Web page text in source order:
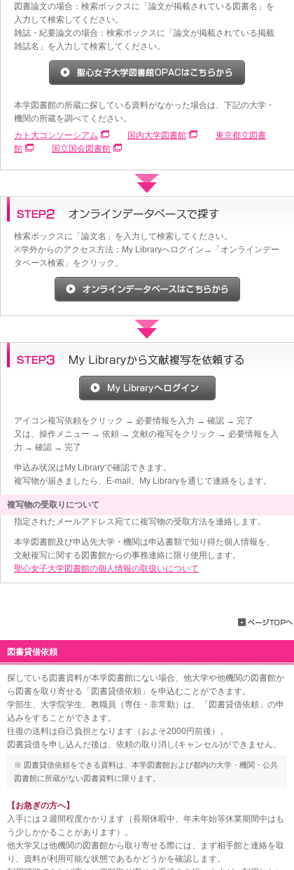
図書論文の場合：検索ボックスに「論文が掲載されている図書名」を
入力して検索してください。
雑誌・紀要論文の場合：検索ボックスに「論文が掲載されている掲載
雑誌名」を入力して検索してください。
本学図書館の所蔵に探している資料がなかった場合は、下記の大学・
機関の所蔵を調べてください。
カト大コンソーシアム
国内大学図書館
東京都立図書
館
国立国会図書館
検索ボックスに「論文名」を入力して検索してください。
※学外からのアクセス方法：My Libraryへログイン→「オンラインデー
タベース検索」をクリック。
アイコン複写依頼をクリック → 必要情報を入力 → 確認 → 完了
又は、操作メニュー → 依頼 → 文献の複写をクリック → 必要情報を入
力 → 確認 → 完了
申込み状況はMy Libraryで確認できます。
複写物が届きましたら、E-mail、My Libraryを通じて連絡をします。
複写物の受取りについて
指定されたメールアドレス宛てに複写物の受取方法を連絡します。
本学図書館及び申込先大学・機関は申込書類で知り得た個人情報を、
文献複写に関する図書館からの事務連絡に限り使用します。
聖心女子大学図書館の個人情報の取扱いについて
図書貸借依頼
探している図書資料が本学図書館にない場合、他大学や他機関の図書館か
ら図書を取り寄せる「図書貸借依頼」を申込むことができます。
学部生、大学院学生、教職員（専任・非常勤）は、「図書貸借依頼」の申
込みをすることができます。
往復の送料は自己負担となります（およそ2000円前後）。
図書貸借を申し込んだ後は、依頼の取り消し(キャンセル)ができません。
※ 図書貸借依頼をできる資料は、本学図書館および都内の大学・機関・公共
図書館に所蔵がない図書資料に限ります。
【お急ぎの方へ】
入手には２週間程度かかります（長期休暇中、年末年始等休業期間中はも
う少しかかることがあります）。
他大学又は他機関の図書館から取り寄せる際には、まず相手館と連絡を取
り、資料が利用可能な状態であるかどうかを確認します。